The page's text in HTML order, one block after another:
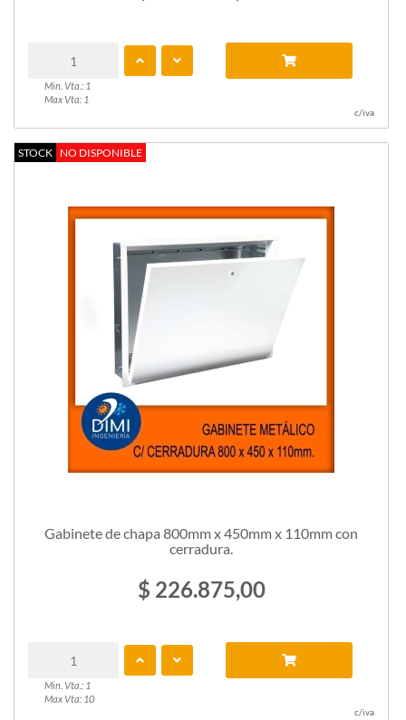
Min. Vta.: 1
Max Vta: 1
c/iva
STOCK NO DISPONIBLE
Gabinete de chapa 800mm x 450mm x 110mm con
cerradura.
$ 226.875,00
Min. Vta.: 1
Max Vta: 10
c/iva